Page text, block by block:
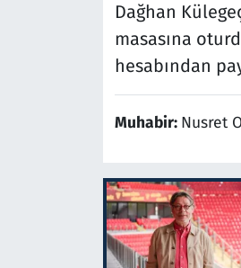
Dağhan
masasına
hesabından
Muhabir: Nusret